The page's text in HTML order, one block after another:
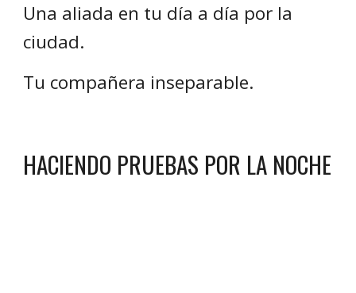
Una aliada en tu día a día por la
ciudad.
Tu compañera inseparable.
HACIENDO PRUEBAS POR LA NOCHE